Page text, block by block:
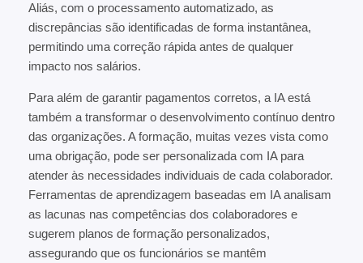
Aliás, com o processamento automatizado, as
discrepâncias são identificadas de forma instantânea,
permitindo uma correção rápida antes de qualquer
impacto nos salários.
Para além de garantir pagamentos corretos, a IA está
também a transformar o desenvolvimento contínuo dentro
das organizações. A formação, muitas vezes vista como
uma obrigação, pode ser personalizada com IA para
atender às necessidades individuais de cada colaborador.
Ferramentas de aprendizagem baseadas em IA analisam
as lacunas nas competências dos colaboradores e
sugerem planos de formação personalizados,
assegurando que os funcionários se mantêm